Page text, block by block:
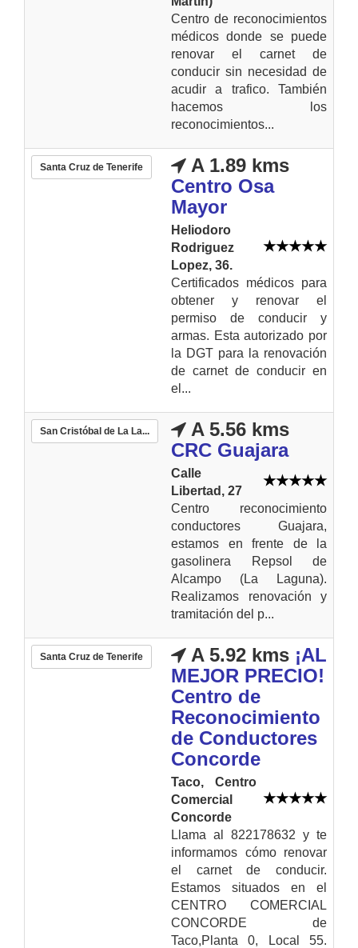
Centro de reconocimientos
médicos donde se puede
renovar el carnet de
conducir sin necesidad de
acudir a trafico. También
hacemos los
reconocimientos...
Santa Cruz de Tenerife
A 1.89 kms
Centro Osa
Mayor
Heliodoro
Rodriguez
Lopez, 36.
Certificados médicos para
obtener y renovar el
permiso de conducir y
armas. Esta autorizado por
la DGT para la renovación
de carnet de conducir en
el...
San Cristóbal de La La...
A 5.56 kms
CRC Guajara
Calle
Libertad, 27
Centro reconocimiento
conductores Guajara,
estamos en frente de la
gasolinera Repsol de
Alcampo (La Laguna).
Realizamos renovación y
tramitación del p...
Santa Cruz de Tenerife A 5.92 kms ¡AL
MEJOR PRECIO!
Centro de
Reconocimiento
de Conductores
Concorde
Taco, Centro
Comercial
Concorde
Llama al 822178632 y te
informamos cómo renovar
el carnet de conducir.
Estamos situados en el
CENTRO COMERCIAL
CONCORDE de
Taco,Planta 0, Local 55.